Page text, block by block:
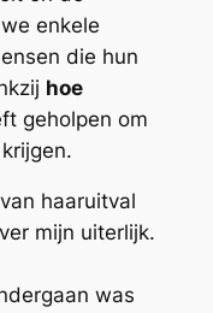
enkele
die hun
hoe
geholpen om
haaruitval
mijn uiterlijk.
was